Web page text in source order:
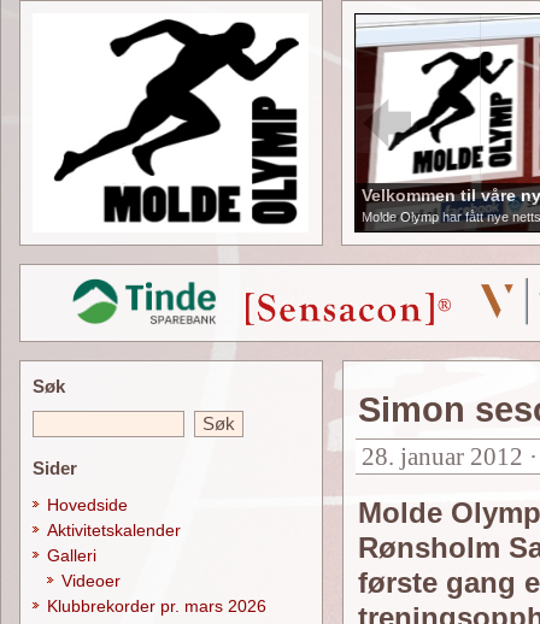
Velkommen til våre
Molde Olymp har fått nye
Simon
28. januar 2012
Molde
Rønsholm
første gang
Søk
Sider
Hovedside
Aktivitetskalender
Galleri
Videoer
Klubbrekorder pr. mars 2026